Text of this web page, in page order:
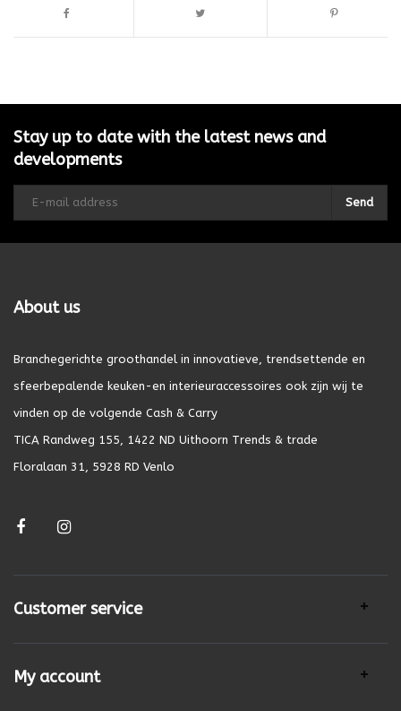
Stay up to date with the latest news and
developments
Send
About us
Branchegerichte groothandel in innovatieve, trendsettende en
sfeerbepalende keuken-en interieuraccessoires ook zijn wij te
vinden op de volgende Cash & Carry
TICA Randweg 155, 1422 ND Uithoorn Trends & trade
Floralaan 31, 5928 RD Venlo
Customer service
My account